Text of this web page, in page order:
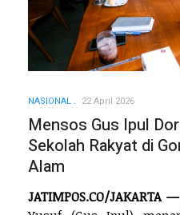
NASIONAL 22 April 2026
Mensos Gus Ipul
Sekolah Rakyat di
Alam
JATIMPOS.CO/JAKARTA —